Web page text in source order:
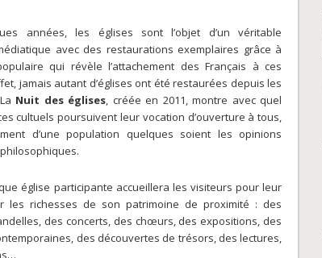
années, les églises sont l’objet d’un véritable
avec des restaurations exemplaires grâce à
qui révèle l’attachement des Français à ces
jamais autant d’églises ont été restaurées depuis les
Nuit des églises, créée en 2011, montre avec quel
cultuels poursuivent leur vocation d’ouverture à tous,
d’une population quelques soient les opinions
église participante accueillera les visiteurs pour leur
les richesses de son patrimoine de proximité : des
des concerts, des chœurs, des expositions, des
des découvertes de trésors, des lectures,